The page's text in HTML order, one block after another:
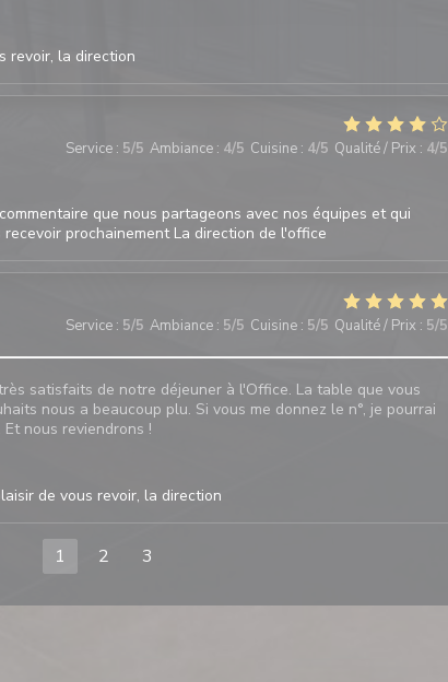
revoir, la direction
Service : 5/5 Ambiance : 4/5 Cuisine : 4/5 Qualité / Prix : 4/5
que nous partageons avec nos équipes et qui
prochainement La direction de l'office
Service : 5/5 Ambiance : 5/5 Cuisine : 5/5 Qualité / Prix : 5/5
satisfaits de notre déjeuner à l'Office. La table que vous
nous a beaucoup plu. Si vous me donnez le n°, je pourrai
nous reviendrons !
de vous revoir, la direction
1 2 3